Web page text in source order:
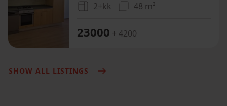
2+kk 48 m²
23000 + 4200
SHOW ALL LISTINGS